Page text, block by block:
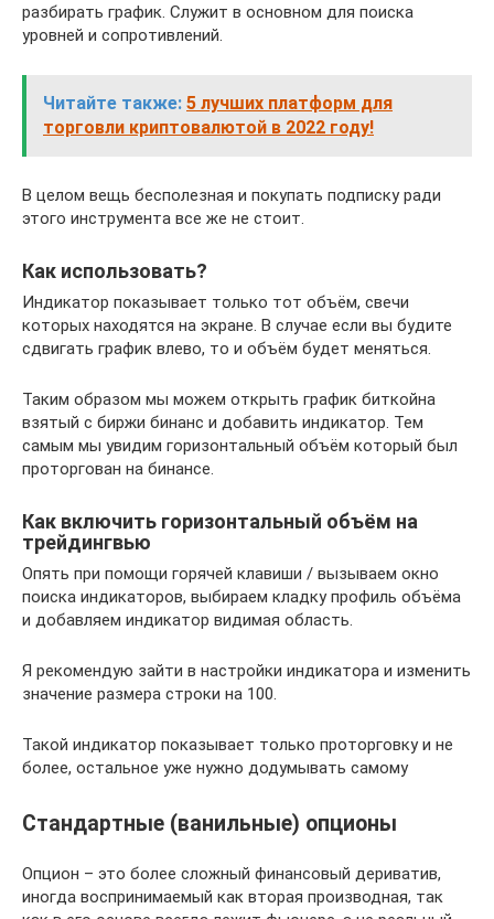
разбирать график. Служит в основном для поиска
уровней и сопротивлений.
Читайте также: 5 лучших платформ для
торговли криптовалютой в 2022 году!
В целом вещь бесполезная и покупать подписку ради
этого инструмента все же не стоит.
Как использовать?
Индикатор показывает только тот объём, свечи
которых находятся на экране. В случае если вы будите
сдвигать график влево, то и объём будет меняться.
Таким образом мы можем открыть график биткойна
взятый с биржи бинанс и добавить индикатор. Тем
самым мы увидим горизонтальный объём который был
проторгован на бинансе.
Как включить горизонтальный объём на
трейдингвью
Опять при помощи горячей клавиши / вызываем окно
поиска индикаторов, выбираем кладку профиль объёма
и добавляем индикатор видимая область.
Я рекомендую зайти в настройки индикатора и изменить
значение размера строки на 100.
Такой индикатор показывает только проторговку и не
более, остальное уже нужно додумывать самому
Стандартные (ванильные) опционы
Опцион – это более сложный финансовый дериватив,
иногда воспринимаемый как вторая производная, так